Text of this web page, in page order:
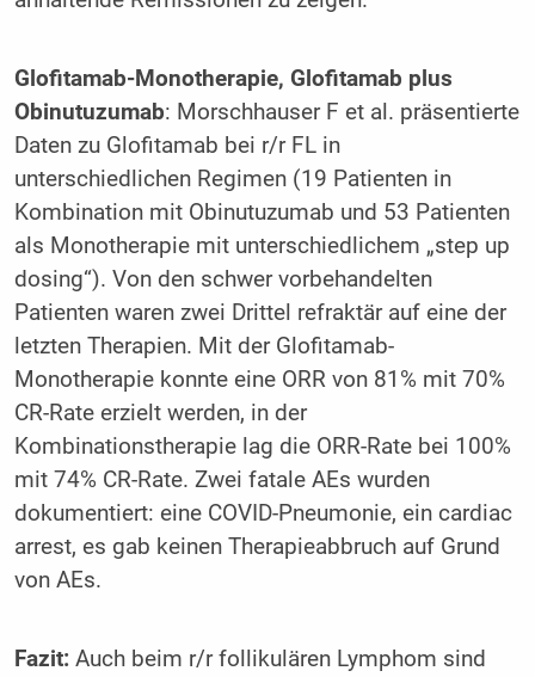
Glofitamab-Monotherapie, Glofitamab plus
Obinutuzumab: Morschhauser F et al. präsentierte
Daten zu Glofitamab bei r/r FL in
unterschiedlichen Regimen (19 Patienten in
Kombination mit Obinutuzumab und 53 Patienten
als Monotherapie mit unterschiedlichem „step up
dosing“). Von den schwer vorbehandelten
Patienten waren zwei Drittel refraktär auf eine der
letzten Therapien. Mit der Glofitamab-
Monotherapie konnte eine ORR von 81% mit 70%
CR-Rate erzielt werden, in der
Kombinationstherapie lag die ORR-Rate bei 100%
mit 74% CR-Rate. Zwei fatale AEs wurden
dokumentiert: eine COVID-Pneumonie, ein cardiac
arrest, es gab keinen Therapieabbruch auf Grund
von AEs.
Fazit:Auch beim r/r follikulären Lymphom sind